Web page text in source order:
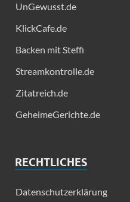
UnGewusst.de
KlickCafe.de
Backen mit Steffi
Streamkontrolle.de
Zitatreich.de
GeheimeGerichte.de
RECHTLICHES
Datenschutzerklärung